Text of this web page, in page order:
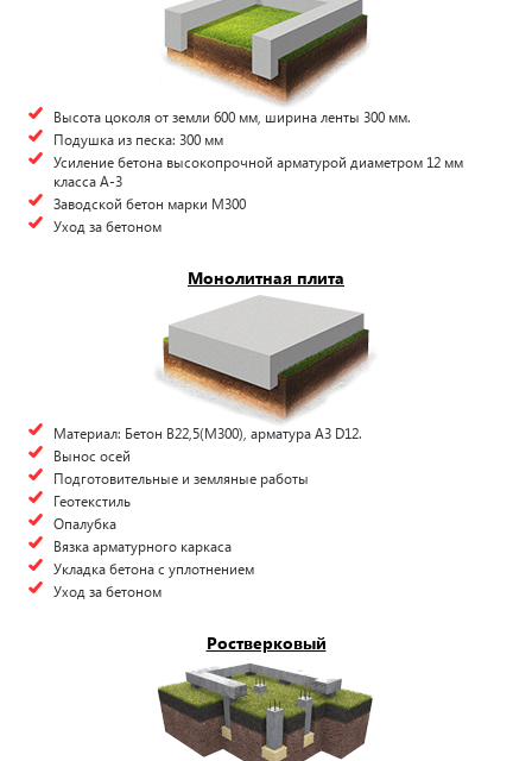
Высота цоколя от земли 600 мм, ширина ленты 300 мм.
Подушка из песка: 300 мм
Усиление бетона высокопрочной арматурой диаметром 12 мм
класса А-3
Заводской бетон марки М300
Уход за бетоном
Монолитная плита
Материал: Бетон В22,5(М300), арматура А3 D12.
Вынос осей
Подготовительные и земляные работы
Геотекстиль
Опалубка
Вязка арматурного каркаса
Укладка бетона с уплотнением
Уход за бетоном
Ростверковый